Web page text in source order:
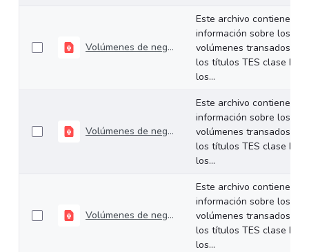
Volúmenes de negociación del 30 de marzo al 1 de abril de 2026
Este archivo contiene
información sobre los
volúmenes transados de
los títulos TES clase B en
los...
Volúmenes de negociación del 24 al 27 de marzo de 2026
Este archivo contiene
información sobre los
volúmenes transados de
los títulos TES clase B en
los...
Volúmenes de negociación del 16 al 20 de marzo de 2026
Este archivo contiene
información sobre los
volúmenes transados de
los títulos TES clase B en
los...